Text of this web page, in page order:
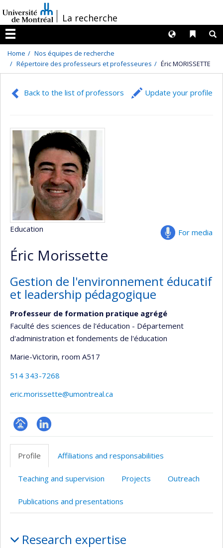
au
contenu
/La recherche
Menu
Liens
Langues
Home
Nos équipes de recherche
Répertoire des professeurs et professeures
Éric MORISSETTE
Back to the list of professors Update your profile
For media
Education
Éric Morissette
Gestion de l'environnement éducatif
et leadership pédagogique
Professeur de formation pratique agrégé
Faculté des sciences de l'éducation - Département
d'administration et fondements de l'éducation
Marie-Victorin, room A517
514 343-7268
eric.morissette@umontreal.ca
Page
professionnelle
LinkedIn
Profile
Affiliations and responsabilities
Teaching and supervision Projects Outreach
Publications and presentations
Research expertise